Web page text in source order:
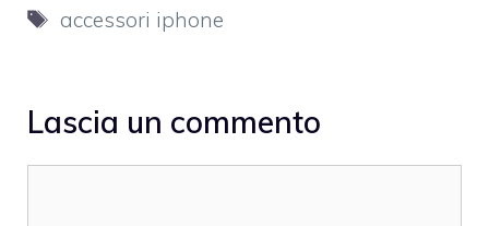
Tag
accessori iphone
Lascia un commento